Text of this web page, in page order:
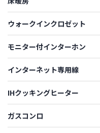
ウォークインクロゼット
モニター付インターホン
インターネット専用線
IHクッキングヒーター
ガスコンロ